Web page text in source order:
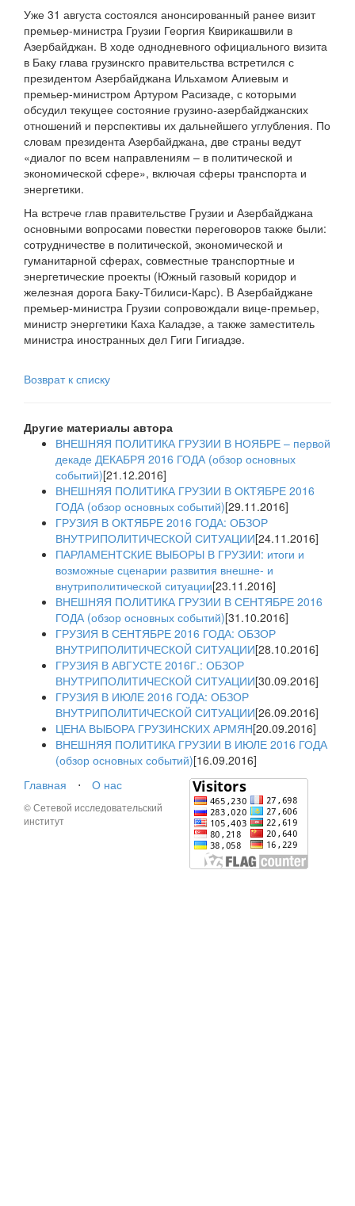
Уже 31 августа состоялся анонсированный ранее визит
премьер-министра Грузии Георгия Квирикашвили в
Азербайджан. В ходе однодневного официального визита
в Баку глава грузинскго правительства встретился с
президентом Азербайджана Ильхамом Алиевым и
премьер-министром Артуром Расизаде, с которыми
обсудил текущее состояние грузино-азербайджанских
отношений и перспективы их дальнейшего углубления. По
словам президента Азербайджана, две страны ведут
«диалог по всем направлениям – в политической и
экономической сфере», включая сферы транспорта и
энергетики.
На встрече глав правительстве Грузии и Азербайджана
основными вопросами повестки переговоров также были:
сотрудничестве в политической, экономической и
гуманитарной сферах, совместные транспортные и
энергетические проекты (Южный газовый коридор и
железная дорога Баку-Тбилиси-Карс). В Азербайджане
премьер-министра Грузии сопровождали вице-премьер,
министр энергетики Каха Каладзе, а также заместитель
министра иностранных дел Гиги Гигиадзе.
Возврат к списку
Другие материалы автора
ВНЕШНЯЯ ПОЛИТИКА ГРУЗИИ В НОЯБРЕ – первой
декаде ДЕКАБРЯ 2016 ГОДА (обзор основных
событий)[21.12.2016]
ВНЕШНЯЯ ПОЛИТИКА ГРУЗИИ В ОКТЯБРЕ 2016
ГОДА (обзор основных событий)[29.11.2016]
ГРУЗИЯ В ОКТЯБРЕ 2016 ГОДА: ОБЗОР
ВНУТРИПОЛИТИЧЕСКОЙ СИТУАЦИИ[24.11.2016]
ПАРЛАМЕНТСКИЕ ВЫБОРЫ В ГРУЗИИ: итоги и
возможные сценарии развития внешне- и
внутриполитической ситуации[23.11.2016]
ВНЕШНЯЯ ПОЛИТИКА ГРУЗИИ В СЕНТЯБРЕ 2016
ГОДА (обзор основных событий)[31.10.2016]
ГРУЗИЯ В СЕНТЯБРЕ 2016 ГОДА: ОБЗОР
ВНУТРИПОЛИТИЧЕСКОЙ СИТУАЦИИ[28.10.2016]
ГРУЗИЯ В АВГУСТЕ 2016Г.: ОБЗОР
ВНУТРИПОЛИТИЧЕСКОЙ СИТУАЦИИ[30.09.2016]
ГРУЗИЯ В ИЮЛЕ 2016 ГОДА: ОБЗОР
ВНУТРИПОЛИТИЧЕСКОЙ СИТУАЦИИ[26.09.2016]
ЦЕНА ВЫБОРА ГРУЗИНСКИХ АРМЯН[20.09.2016]
ВНЕШНЯЯ ПОЛИТИКА ГРУЗИИ В ИЮЛЕ 2016 ГОДА
(обзор основных событий)[16.09.2016]
Главная
⋅ О нас
© Сетевой исследовательский
институт